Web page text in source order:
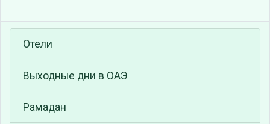
Отели
Выходные дни в ОАЭ
Рамадан